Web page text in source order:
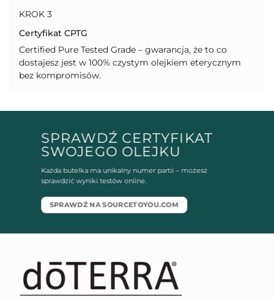
KROK 3
Certyfikat CPTG
Certified Pure Tested Grade – gwarancja, że to co
dostajesz jest w 100% czystym olejkiem eterycznym
bez kompromisów.
SPRAWDŹ CERTYFIKAT
SWOJEGO OLEJKU
Każda butelka ma unikalny numer partii – możesz
sprawdzić wyniki testów online.
SPRAWDŹ NA SOURCETOYOU.COM